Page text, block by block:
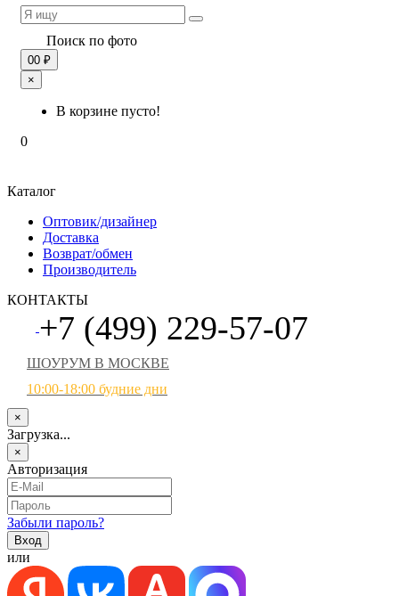
Поиск по фото
00 ₽
×
В корзине пусто!
0
Каталог
Оптовик/дизайнер
Доставка
Возврат/обмен
Производитель
КОНТАКТЫ
+7 (499) 229-57-07
ШОУРУМ В МОСКВЕ
10:00-18:00 будние дни
×
Загрузка...
×
Авторизация
Забыли пароль?
или